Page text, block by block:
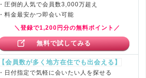
・圧倒的人気で会員数3,000万超え
・料金最安かつ即会い可能
＼登録で1,200円分の無料ポイント／
無料で試してみる
【会員数が多く地方在住でも出会える】
・日付指定で気軽に会いたい人を探せる